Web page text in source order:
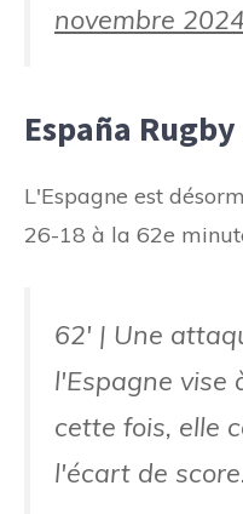
novembre
España
L'Espagne est
26-18 à la 62e
62' | Une
l'Espagne vise
cette fois, elle
l'écart de